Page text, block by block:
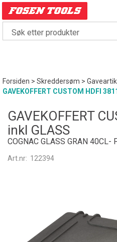
Forsiden>Skreddersøm>
GAVEKOFFERT CUSTOM HDFI
GAVEKOFFERT
inkl GLASS
COGNAC GLASS GRAN 40CL-
Art.nr: 122394